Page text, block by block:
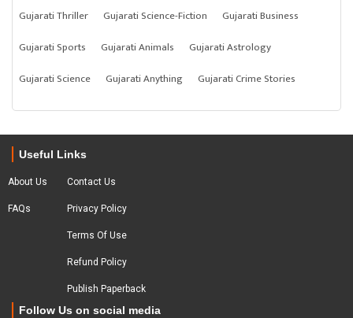
Gujarati Thriller
Gujarati Science-Fiction
Gujarati Business
Gujarati Sports
Gujarati Animals
Gujarati Astrology
Gujarati Science
Gujarati Anything Gujarati Crime Stories
Useful Links
About Us
FAQs
Contact Us
Privacy Policy
Terms Of Use
Refund Policy
Publish Paperback
Follow Us on social media